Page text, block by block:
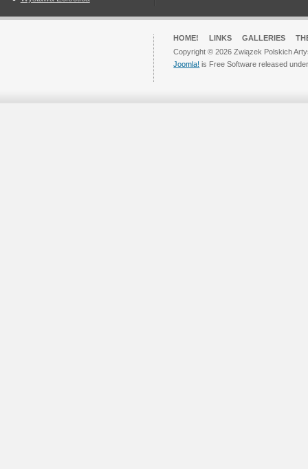
HOME! LINKS GALLERIES
Copyright © 2026 Związek Polskich
Joomla! is Free Software released